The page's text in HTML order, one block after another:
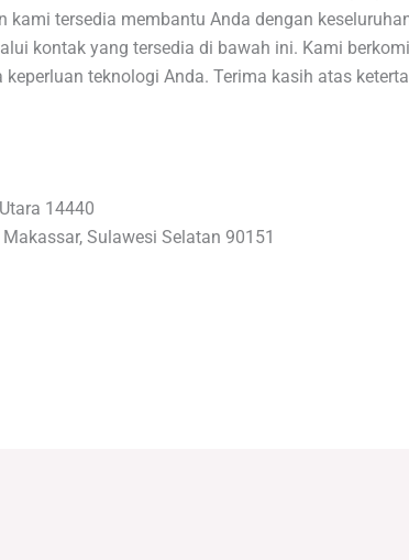
tersedia membantu Anda dengan
kontak yang tersedia di bawah ini. Kami
teknologi Anda. Terima kasih atas
14440
Sulawesi Selatan 90151